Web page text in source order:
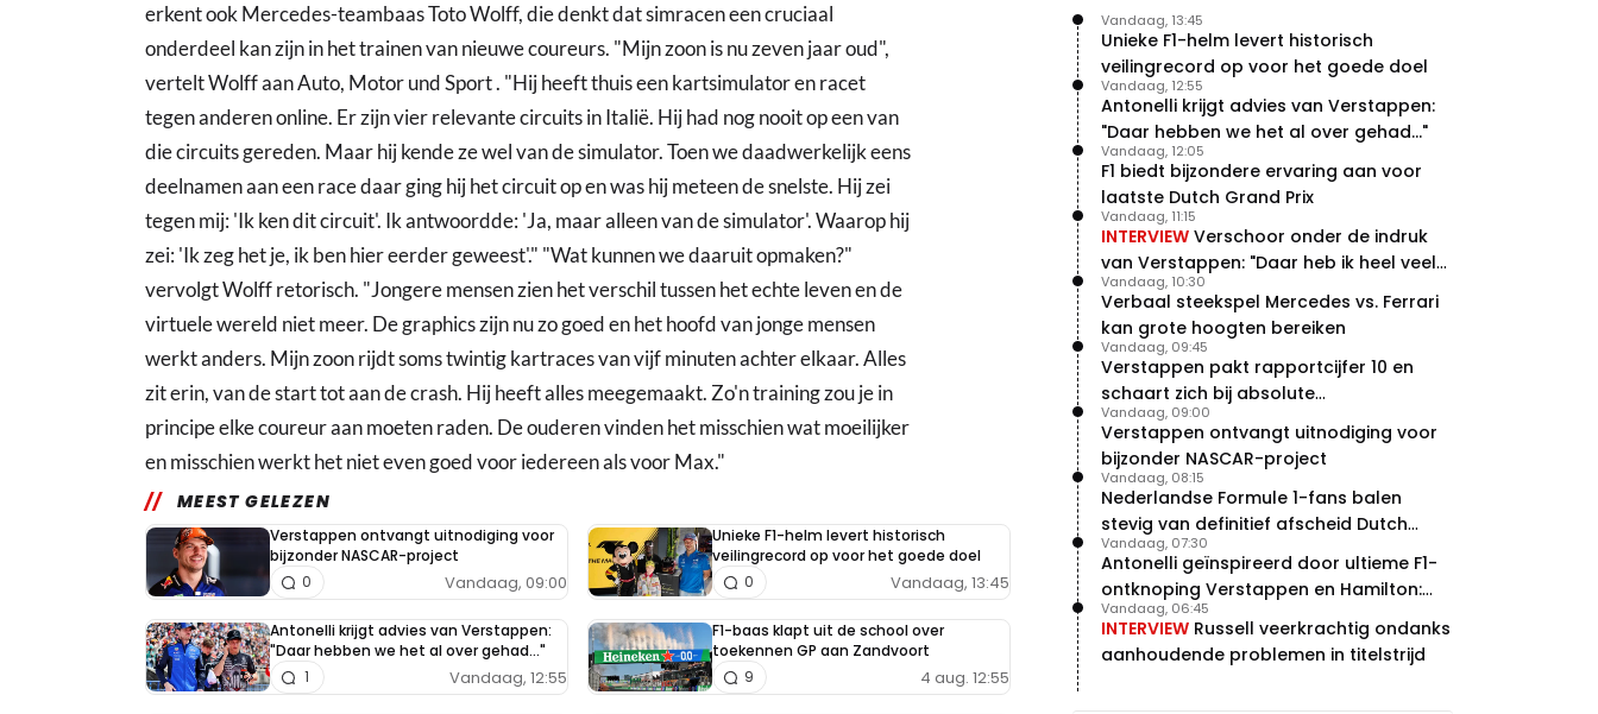
erkent ook Mercedes-teambaas Toto Wolff, die denkt dat simracen een cruciaal
onderdeel kan zijn in het trainen van nieuwe coureurs. "Mijn zoon is nu zeven jaar oud",
vertelt Wolff aan Auto, Motor und Sport . "Hij heeft thuis een kartsimulator en racet
tegen anderen online. Er zijn vier relevante circuits in Italië. Hij had nog nooit op een van
die circuits gereden. Maar hij kende ze wel van de simulator. Toen we daadwerkelijk eens
deelnamen aan een race daar ging hij het circuit op en was hij meteen de snelste. Hij zei
tegen mij: 'Ik ken dit circuit'. Ik antwoordde: 'Ja, maar alleen van de simulator'. Waarop hij
zei: 'Ik zeg het je, ik ben hier eerder geweest'." "Wat kunnen we daaruit opmaken?"
vervolgt Wolff retorisch. "Jongere mensen zien het verschil tussen het echte leven en de
virtuele wereld niet meer. De graphics zijn nu zo goed en het hoofd van jonge mensen
werkt anders. Mijn zoon rijdt soms twintig kartraces van vijf minuten achter elkaar. Alles
zit erin, van de start tot aan de crash. Hij heeft alles meegemaakt. Zo'n training zou je in
principe elke coureur aan moeten raden. De ouderen vinden het misschien wat moeilijker
en misschien werkt het niet even goed voor iedereen als voor Max."
MEEST GELEZEN
Verstappen ontvangt uitnodiging voor
bijzonder NASCAR-project
Vandaag, 09:00
0
Unieke F1-helm levert historisch
veilingrecord op voor het goede doel
Vandaag, 13:45
0
Antonelli krijgt advies van Verstappen:
"Daar hebben we het al over gehad..."
Vandaag, 12:55
1
F1-baas klapt uit de school over
toekennen GP aan Zandvoort
4 aug. 12:55
9
Unieke F1-helm levert historisch
veilingrecord op voor het goede doel
Vandaag, 13:45
Antonelli krijgt advies van Verstappen:
"Daar hebben we het al over gehad..."
Vandaag, 12:55
F1 biedt bijzondere ervaring aan voor
laatste Dutch Grand Prix
Vandaag, 12:05
INTERVIEW Verschoor onder de indruk
van Verstappen: "Daar heb ik heel veel
respect voor"
Vandaag, 11:15
Verbaal steekspel Mercedes vs. Ferrari
kan grote hoogten bereiken
Vandaag, 10:30
Verstappen pakt rapportcijfer 10 en
schaart zich bij absolute
buitencategorie
Vandaag, 09:45
Verstappen ontvangt uitnodiging voor
bijzonder NASCAR-project
Vandaag, 09:00
Nederlandse Formule 1-fans balen
stevig van definitief afscheid Dutch
Grand Prix
Vandaag, 08:15
Antonelli geïnspireerd door ultieme F1-
ontknoping Verstappen en Hamilton:
"Leven of dood!"
Vandaag, 07:30
INTERVIEW Russell veerkrachtig ondanks
aanhoudende problemen in titelstrijd
Vandaag, 06:45